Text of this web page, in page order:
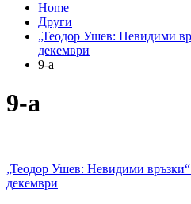
Home
Други
„Теодор Ушев: Невидими
декември
9-a
9-a
Навигация
„Теодор Ушев: Невидими
декември